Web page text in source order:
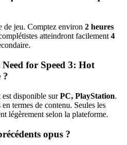
de jeu. Comptez environ 2 heures
atteindront facilement4
for Speed 3: Hot
?
disponible surPC, PlayStation.
termes de contenu. Seules les
légèrement selon la plateforme.
opus ?